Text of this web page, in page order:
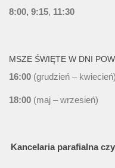
8:00, 9:15, 11:30
MSZE ŚWIĘTE W DNI
16:00 (grudzień – kwiecień)
18:00 (maj – wrzesień)
Kancelaria parafialna